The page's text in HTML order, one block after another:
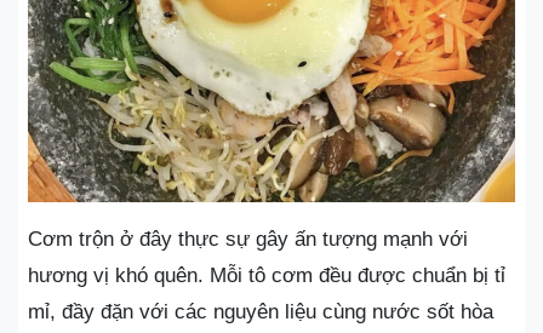
Cơm trộn ở đây thực sự gây ấn tượng mạnh với
hương vị khó quên. Mỗi tô cơm đều được chuẩn bị tỉ
mỉ, đầy đặn với các nguyên liệu cùng nước sốt hòa